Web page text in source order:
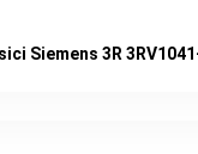
Siemens 3R